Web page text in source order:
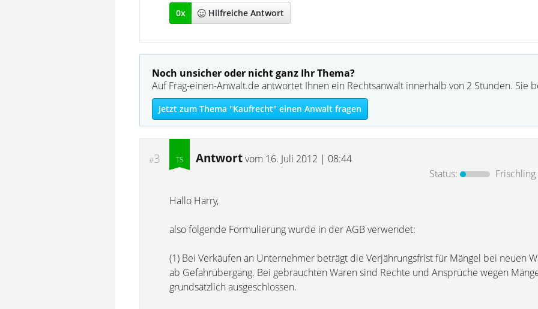
0x Hilfreiche Antwort
Noch unsicher oder nicht ganz Ihr Thema?
Auf Frag-einen-Anwalt.de antwortet Ihnen ein Rechtsanwalt innerhalb von 2 Stunden. Sie
Jetzt zum Thema "Kaufrecht" einen Anwalt fragen
#3 Antwortvom 16. Juli 2012 | 08:44
Status:
Frischling
Hallo Harry,
also folgende Formulierung wurde in der AGB verwendet:
(1) Bei Verkäufen an Unternehmer beträgt die Verjährungsfrist für Mängel bei neuen
ab Gefahrübergang. Bei gebrauchten Waren sind Rechte und Ansprüche wegen
grundsätzlich ausgeschlossen.